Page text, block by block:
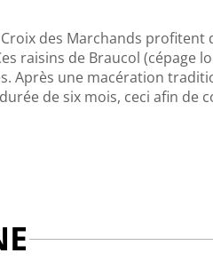
des Marchands profitent
raisins de Braucol (cépage
Après une macération
de six mois, ceci afin de